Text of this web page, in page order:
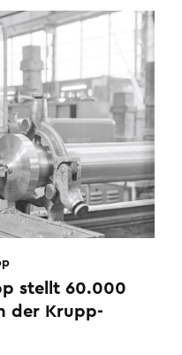
stellt 60.000
der Krupp-